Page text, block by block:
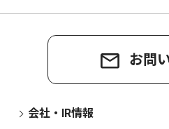
お問
会社・IR情報